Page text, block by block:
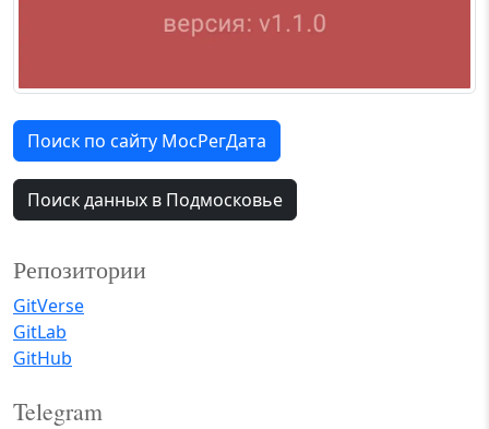
Поиск по сайту МосРегДата
Поиск данных в Подмосковье
Репозитории
GitVerse
GitLab
GitHub
Telegram